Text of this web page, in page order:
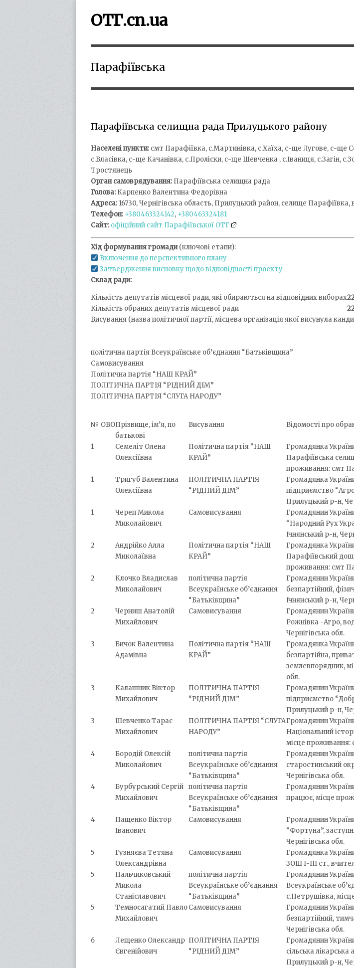
ОТГ.cn.ua
Парафіївська
Парафіївська селищна рада Прилуцького району
Населені пункти: смт Парафіївка, с.Мартинівка, с.Хаїха, с-ще Лугове, с-
с.Власівка, с-ще Качанівка, с.Проліски, с-ще Шевченка , с.Іваниця, с.Загін,
Тростянець
Орган самоврядування: Парафіївська селищна рада
Голова: Карпенко Валентина Федорівна
Адреса: 16730, Чернігівська область, Прилуцький район, селище
Телефон: +380463324142, +380463324181
Сайт: офіційний сайт Парафіївської ОТГ
Хід формування громади(ключові етапи):
Включення до перспективного плану
Затвердження висновку щодо відповідності проекту
Склад ради:
Кількість депутатів місцевої ради, які обираються на відповідних виборах
Кількість обраних депутатів місцевої ради
Висування (назва політичної партії, місцева організація якої висунула
політична партія Всеукраїнське об’єднання “Батьківщина”
Самовисування
Політична партія “НАШ КРАЙ”
ПОЛІТИЧНА ПАРТІЯ “РІДНИЙ ДІМ”
ПОЛІТИЧНА ПАРТІЯ “СЛУГА НАРОДУ”
№ ОВОПрізвище, ім’я, по
батькові
Висування Відомості про
1
Семеліт Олена
Олексіївна
Політична партія “НАШ
КРАЙ”
Громадянка
Парафіївська
проживання: смт
1
Тригуб Валентина
Олексіївна
ПОЛІТИЧНА ПАРТІЯ
“РІДНИЙ ДІМ”
Громадянка
підприємство
Прилуцький р-н,
1
Череп Микола
Миколайович
Самовисування
Громадянин
“Народний Рух
Ічнянський р-н,
2
Андрійко Алла
Миколаївна
Політична партія “НАШ
КРАЙ”
Громадянка
Парафіївський
проживання: смт
2
Клочко Владислав
Миколайович
політична партія
Всеукраїнське об’єднання
“Батьківщина”
Громадянин
безпартійний,
Ічнянський р-н,
2
Черниш Анатолій
Михайлович
Самовисування
Громадянин
Рожнівка -Агро,
Чернігівська обл.
3
Бичок Валентина
Адамівна
Політична партія “НАШ
КРАЙ”
Громадянка
безпартійна,
землевпорядник,
обл.
3
Калашник Віктор
Михайлович
ПОЛІТИЧНА ПАРТІЯ
“РІДНИЙ ДІМ”
Громадянин
підприємство
Прилуцький р-н,
3
Шевченко Тарас
Михайлович
ПОЛІТИЧНА ПАРТІЯ “СЛУГА
НАРОДУ”
Громадянин
Національний
місце проживання:
4
Бородій Олексій
Миколайович
політична партія
Всеукраїнське об’єднання
“Батьківщина”
Громадянин
старостинський
Чернігівська обл.
4
Бурбурський Сергій
Михайлович
політична партія
Всеукраїнське об’єднання
“Батьківщина”
Громадянин
працює, місце
4
Пащенко Віктор
Іванович
Самовисування
Громадянин
“Фортуна”,
Чернігівська обл.
5
Гузняєва Тетяна
Олександрівна
Самовисування
Громадянка
ЗОШ І-ІІІ ст.,
5
Пальчиковський
Микола
Станіславович
політична партія
Всеукраїнське об’єднання
“Батьківщина”
Громадянин
Всеукраїнське
с.Петрушівка,
5
Темносагатий Павло
Михайлович
Самовисування
Громадянин
безпартійний,
Чернігівська обл.
6
Лещенко Олександр
Євгенійович
ПОЛІТИЧНА ПАРТІЯ
“РІДНИЙ ДІМ”
Громадянин
сільська
Прилуцький р-н,